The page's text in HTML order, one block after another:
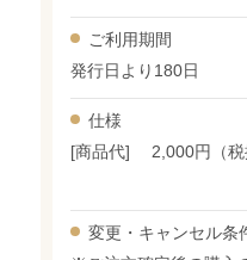
ご利用期間
発行日より180日
仕様
[商品代] 2,000円（税
変更・ キャンセル条